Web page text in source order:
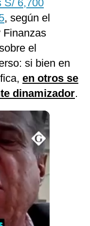
S/ 6,700
, según el
Finanzas
el
si bien en
en otros se
dinamizador.